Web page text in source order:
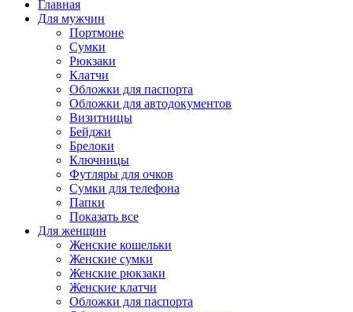
Главная
Для мужчин
Портмоне
Сумки
Рюкзаки
Клатчи
Обложки для паспорта
Обложки для автодокументов
Визитницы
Бейджи
Брелоки
Ключницы
Футляры для очков
Сумки для телефона
Папки
Показать все
Для женщин
Женские кошельки
Женские сумки
Женские рюкзаки
Женские клатчи
Обложки для паспорта